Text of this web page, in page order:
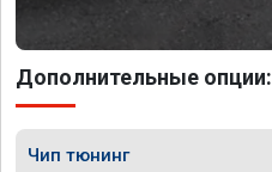
Дополнительные опции:
Чип тюнинг